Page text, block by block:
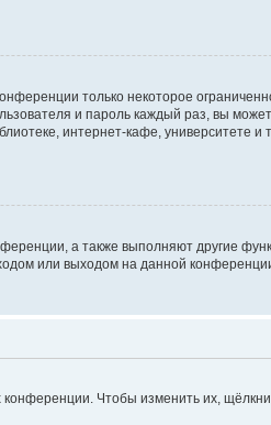
только некоторое
и пароль каждый раз, вы
интернет-кафе, университете и
а также выполняют другие
или выходом на данной
Чтобы изменить их,